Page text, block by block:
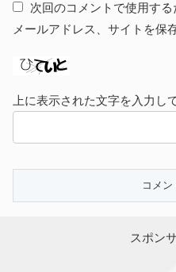
次回のコメントで使用する
メールアドレス、サイトを保
上に表示された文字を入力し
スポン